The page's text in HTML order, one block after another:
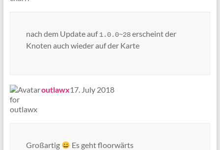
nach dem Update auf1.0.0~28erscheint der
Knoten auch wieder auf der Karte
outlawx
says: 17. July 2018
Großartig Es geht floorwärts